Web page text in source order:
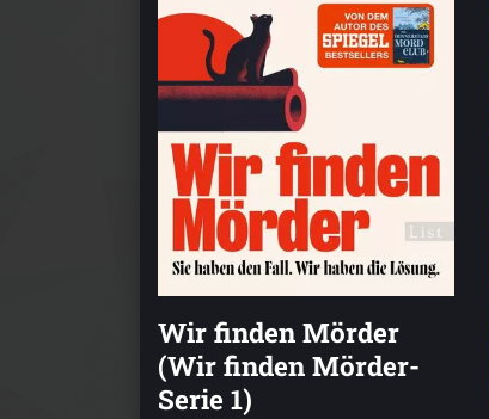
Wir finden Mörder
(Wir finden Mörder-
Serie 1)